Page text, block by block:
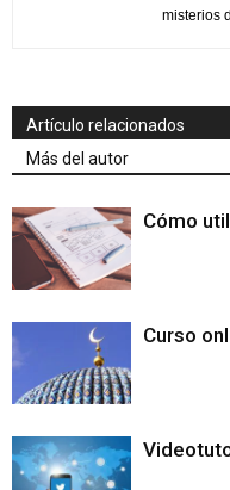
misterios
Artículo relacionados
Más del autor
Cómo
Curso